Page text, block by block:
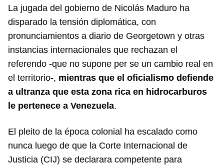
La jugada del gobierno de Nicolás Maduro ha
disparado la tensión diplomática, con
pronunciamientos a diario de Georgetown y otras
instancias internacionales que rechazan el
referendo -que no supone per se un cambio real en
el territorio-, mientras que el oficialismo defiende
a ultranza que esta zona rica en hidrocarburos
le pertenece a Venezuela.
El pleito de la época colonial ha escalado como
nunca luego de que la Corte Internacional de
Justicia (CIJ) se declarara competente para